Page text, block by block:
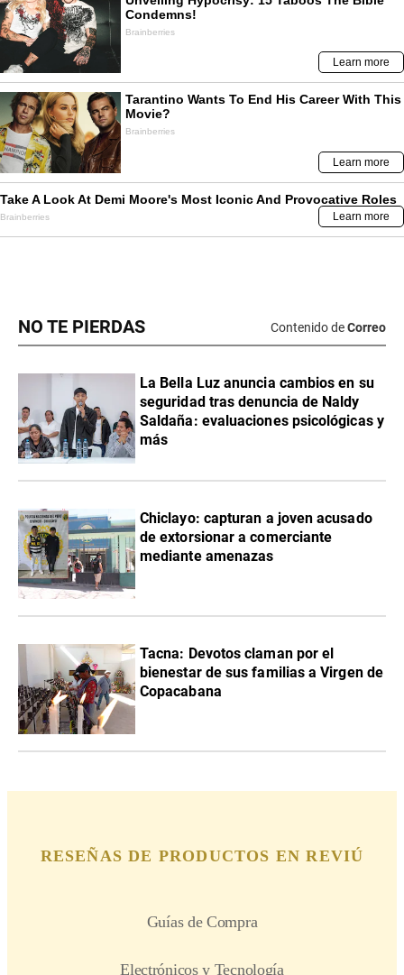
NO TE PIERDAS Contenido deCorreo
La Bella Luz anuncia cambios en su
seguridad tras denuncia de Naldy
Saldaña: evaluaciones psicológicas y
más
Chiclayo: capturan a joven acusado
de extorsionar a comerciante
mediante amenazas
Tacna: Devotos claman por el
bienestar de sus familias a Virgen de
Copacabana